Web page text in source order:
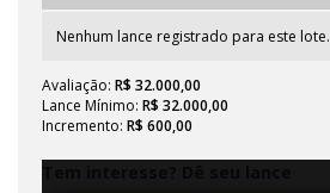
Nenhum lance registrado para este lote.
Avaliação: R$ 32.000,00
Lance Mínimo: R$ 32.000,00
Incremento: R$ 600,00